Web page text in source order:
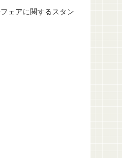
ェアに関するスタン